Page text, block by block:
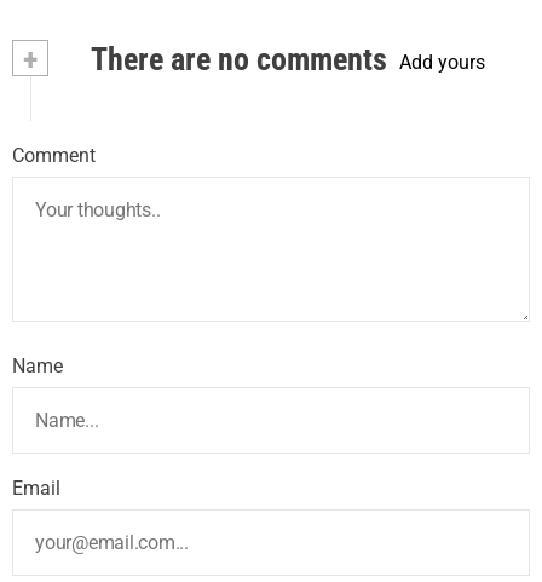
+ There are no comments Add yours
Comment
Name
Email